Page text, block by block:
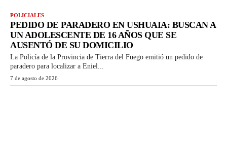
POLICIALES
PEDIDO DE PARADERO EN USHUAIA: BUSCAN A
UN ADOLESCENTE DE 16 AÑOS QUE SE
AUSENTÓ DE SU DOMICILIO
La Policía de la Provincia de Tierra del Fuego emitió un pedido de
paradero para localizar a Eniel...
7 de agosto de 2026